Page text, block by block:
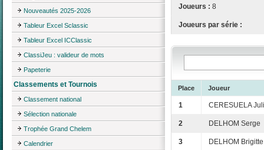
Nouveautés 2025-2026
Tableur Excel Sclassic
Tableur Excel ICClassic
ClassiJeu : valideur de mots
Papeterie
Classements et Tournois
Classement national
Sélection nationale
Trophée Grand Chelem
Calendrier
Joueurs : 8
Joueurs par série :
Place Joueur
1 CERESUELA
2 DELHOM Serge
3 DELHOM Brigitte